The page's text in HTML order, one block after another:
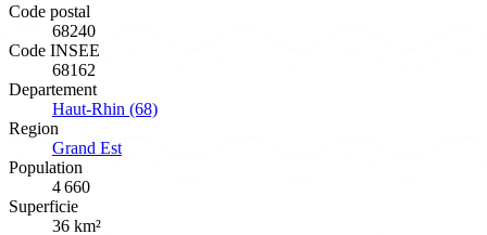
Code postal
68240
Code INSEE
68162
Departement
Haut-Rhin (68)
Region
Grand Est
Population
4 660
Superficie
36 km²